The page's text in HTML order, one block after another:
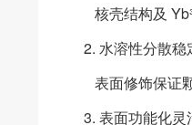
核壳结构及
2. 水溶性分散稳
表面修饰保证
3. 表面功能化灵